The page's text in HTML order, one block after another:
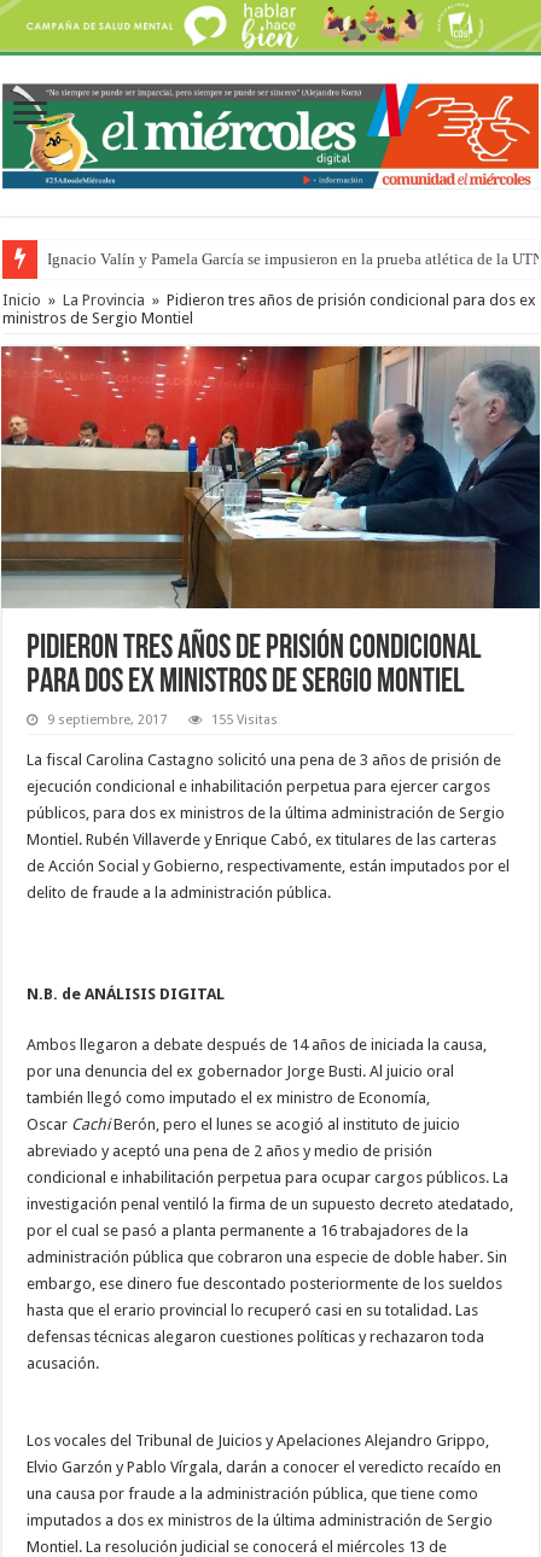
Ignacio Valín y Pamela García se impusieron en la prueba atlética de la
Traigo el litoral en mi canción: 100 años de Aníbal Sampayo
Inicio » La Provincia » Pidieron tres años de prisión condicional para dos ex
ministros de Sergio Montiel
Pidieron tres años de prisión condicional
para dos ex ministros de Sergio Montiel
9 septiembre, 2017 155 Visitas
La fiscal Carolina Castagno solicitó una pena de 3 años de prisión de
ejecución condicional e inhabilitación perpetua para ejercer cargos
públicos, para dos ex ministros de la última administración de Sergio
Montiel. Rubén Villaverde y Enrique Cabó, ex titulares de las carteras
de Acción Social y Gobierno, respectivamente, están imputados por el
delito de fraude a la administración pública.
N.B. de ANÁLISIS DIGITAL
Ambos llegaron a debate después de 14 años de iniciada la causa,
por una denuncia del ex gobernador Jorge Busti. Al juicio oral
también llegó como imputado el ex ministro de Economía,
Oscar CachiBerón, pero el lunes se acogió al instituto de juicio
abreviado y aceptó una pena de 2 años y medio de prisión
condicional e inhabilitación perpetua para ocupar cargos públicos. La
investigación penal ventiló la firma de un supuesto decreto atedatado,
por el cual se pasó a planta permanente a 16 trabajadores de la
administración pública que cobraron una especie de doble haber. Sin
embargo, ese dinero fue descontado posteriormente de los sueldos
hasta que el erario provincial lo recuperó casi en su totalidad. Las
defensas técnicas alegaron cuestiones políticas y rechazaron toda
acusación.
Los vocales del Tribunal de Juicios y Apelaciones Alejandro Grippo,
Elvio Garzón y Pablo Vírgala, darán a conocer el veredicto recaído en
una causa por fraude a la administración pública, que tiene como
imputados a dos ex ministros de la última administración de Sergio
Montiel. La resolución judicial se conocerá el miércoles 13 de